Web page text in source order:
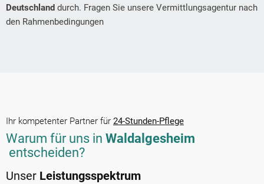
Deutschland durch. Fragen Sie unsere Vermittlungsagentur nach
den Rahmenbedingungen
Ihr kompetenter Partner für 24-Stunden-Pflege
Warum für uns in Waldalgesheim
entscheiden?
Unser Leistungsspektrum